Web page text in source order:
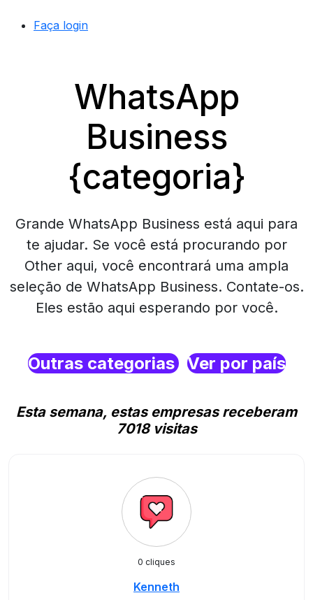
Faça login
WhatsApp
Business
{categoria}
Grande WhatsApp Business está aqui para
te ajudar. Se você está procurando por
Other aqui, você encontrará uma ampla
seleção de WhatsApp Business. Contate-os.
Eles estão aqui esperando por você.
Outras categorias Ver por país
Esta semana, estas empresas receberam
7018 visitas
0 cliques
Kenneth